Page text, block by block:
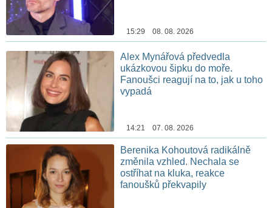
15:29 08. 08. 2026
Alex Mynářová předvedla
ukázkovou šipku do moře.
Fanoušci reagují na to, jak u toho
vypadá
14:21 07. 08. 2026
Berenika Kohoutová radikálně
změnila vzhled. Nechala se
ostříhat na kluka, reakce
fanoušků překvapily